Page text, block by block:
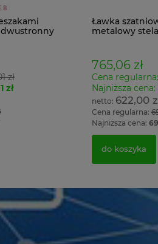
dwustronny
zł
zł
Ławka
metalowy
765,06 zł
Cena
Najniższa cena:
622,00
Cena regularna:
Najniższa cena:
do koszyka